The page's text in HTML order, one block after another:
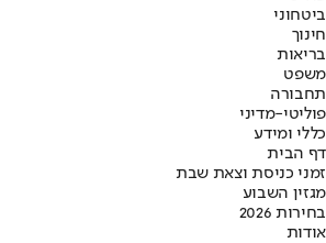
ביטחוני
חינוך
בריאות
משפט
תחבורה
פוליטי-מדיני
כללי ומידע
דף הבית
זמני כניסת וצאת שבת
מגזין השבוע
בחירות 2026
אודות